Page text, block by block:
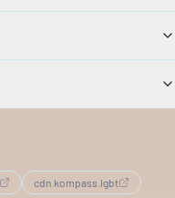
cdn.kompass.lgbt